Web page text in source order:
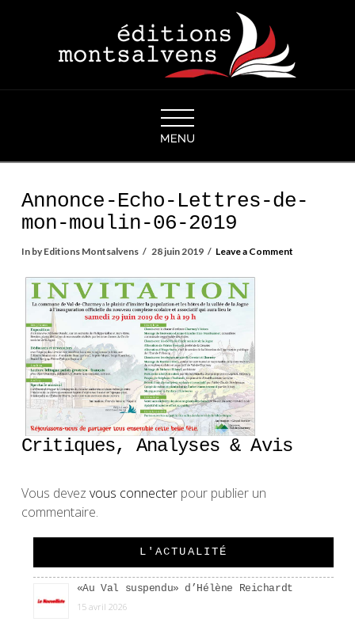
Annonce-Echo-Lettres-de-
mon-moulin-06-2019
In by Editions Montsalvens 28 juin 2019 Leave a Comment
Critiques, Analyses & Avis
Vous devez vous connecterpour publier un
commentaire.
L'ACTUALITÉ
«Au Val suspendu» d’Hélène Reichardt
15 avril 2026